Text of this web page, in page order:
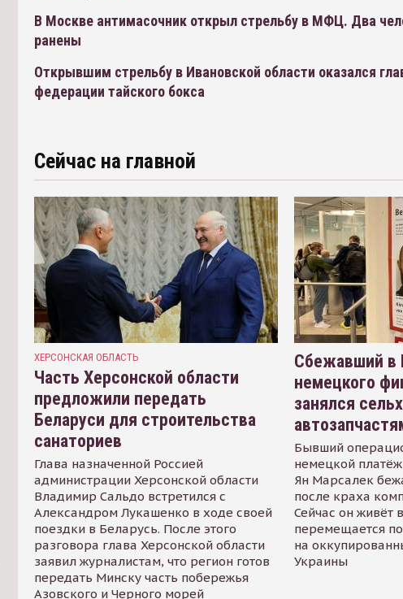
В Москве антимасочник открыл стрельбу в МФЦ. Два
ранены
Открывшим стрельбу в Ивановской области оказался
федерации тайского бокса
Сейчас на главной
ХЕРСОНСКАЯ ОБЛАСТЬ
Часть Херсонской области
предложили передать
Беларуси для строительства
санаториев
Глава назначенной Россией
администрации Херсонской области
Владимир Сальдо встретился с
Александром Лукашенко в ходе своей
поездки в Беларусь. После этого
разговора глава Херсонской области
заявил журналистам, что регион готов
передать Минску часть побережья
Азовского и Черного морей
Сбежавший в
немецкого
занялся
Бывший
немецкой
Ян Марсалек
после краха
Сейчас он живёт
перемещается
на
Украины